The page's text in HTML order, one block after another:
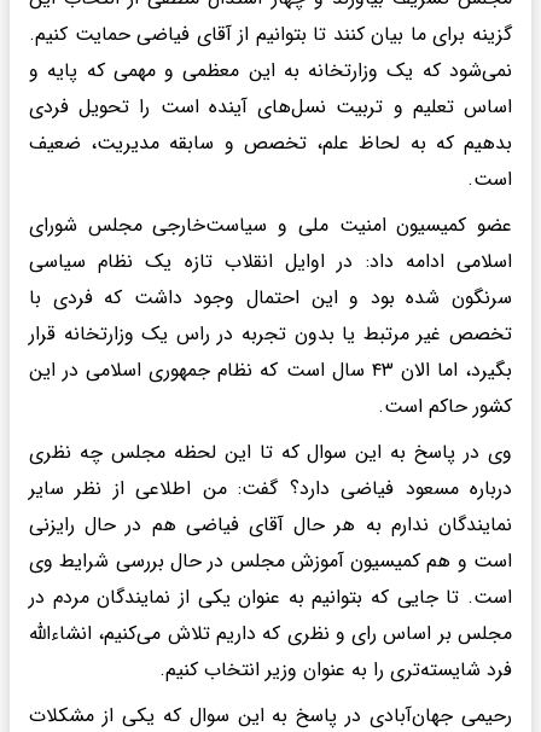
گزینه برای ما بیان کنند تا بتوانیم از آقای فیاضی حمایت کنیم.
نمی‌شود که یک وزارتخانه به این معظمی و مهمی که پایه و
اساس تعلیم و تربیت نسل‌های آینده است را تحویل فردی
بدهیم که به لحاظ علم، تخصص و سابقه مدیریت، ضعیف
است.
عضو کمیسیون امنیت ملی و سیاست‌خارجی مجلس شورای
اسلامی ادامه داد: در اوایل انقلاب تازه یک نظام سیاسی
سرنگون شده بود و این احتمال وجود داشت که فردی با
تخصص غیر مرتبط یا بدون تجربه در راس یک وزارتخانه قرار
بگیرد، اما الان ۴۳ سال است که نظام جمهوری اسلامی در این
کشور حاکم است.
وی در پاسخ به این سوال که تا این لحظه مجلس چه نظری
درباره مسعود فیاضی دارد؟ گفت: من اطلاعی از نظر سایر
نمایندگان ندارم به هر حال آقای فیاضی هم در حال رایزنی
است و هم کمیسیون آموزش مجلس در حال بررسی شرایط وی
است. تا جایی که بتوانیم به عنوان یکی از نمایندگان مردم در
مجلس بر اساس رای و نظری که داریم تلاش می‌کنیم، انشاءالله
فرد شایسته‌تری را به عنوان وزیر انتخاب کنیم.
رحیمی جهان‌آبادی در پاسخ به این سوال که یکی از مشکلات